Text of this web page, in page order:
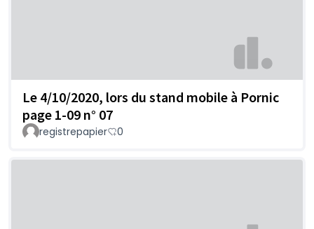
Le 4/10/2020, lors du stand mobile à Pornic
page 1-09 n° 07
registrepapier 0